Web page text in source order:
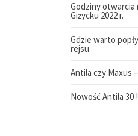
Godziny
Giżycku 2022 r.
Gdzie warto
rejsu
Antila czy Maxus
Nowość Antila 30 !